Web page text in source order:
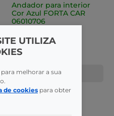
Andador para interior
Cor Azul FORTA CAR
06010706
COMPRAR
UTILIZA
melhorar a sua
de cookies para obter